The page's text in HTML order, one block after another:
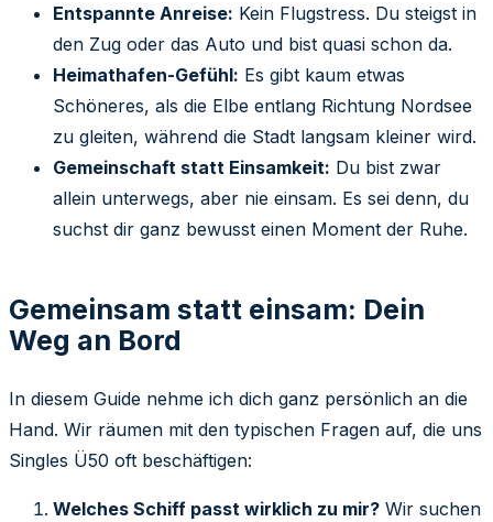
Entspannte Anreise: Kein Flugstress. Du steigst in
den Zug oder das Auto und bist quasi schon da.
Heimathafen-Gefühl: Es gibt kaum etwas
Schöneres, als die Elbe entlang Richtung Nordsee
zu gleiten, während die Stadt langsam kleiner wird.
Gemeinschaft statt Einsamkeit: Du bist zwar
allein unterwegs, aber nie einsam. Es sei denn, du
suchst dir ganz bewusst einen Moment der Ruhe.
Gemeinsam statt einsam: Dein
Weg an Bord
In diesem Guide nehme ich dich ganz persönlich an die
Hand. Wir räumen mit den typischen Fragen auf, die uns
Singles Ü50 oft beschäftigen:
Welches Schiff passt wirklich zu mir? Wir suchen